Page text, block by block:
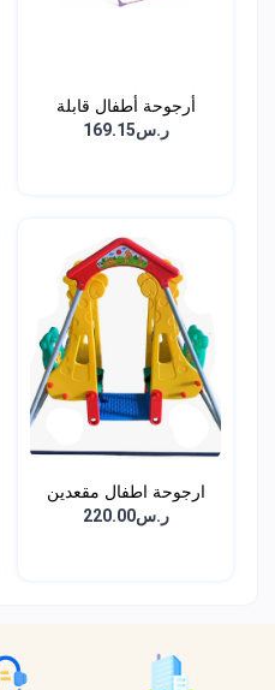
أرجوحة أطفال قابلة
للطي...ر.س169.15
ارجوحة اطفال مقعدين
ر.س220.00